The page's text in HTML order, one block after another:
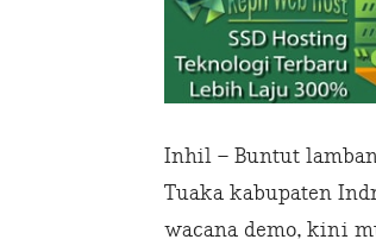
Inhil – Buntut
Tuaka kabupaten
wacana demo, kini